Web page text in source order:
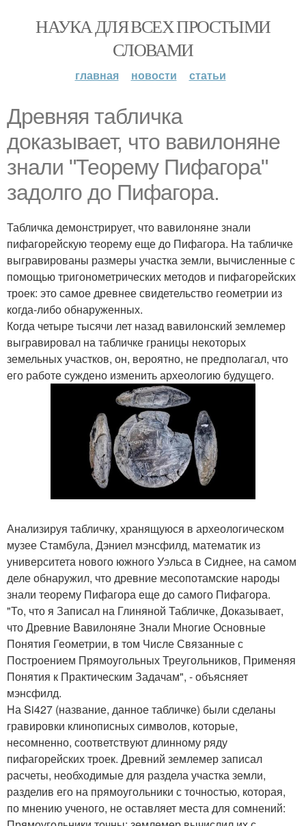
НАУКА ДЛЯ ВСЕХ ПРОСТЫМИ
СЛОВАМИ
главная новости статьи
Древняя табличка
доказывает, что вавилоняне
знали "Теорему Пифагора"
задолго до Пифагора.
Табличка демонстрирует, что вавилоняне знали
пифагорейскую теорему еще до Пифагора. На табличке
выгравированы размеры участка земли, вычисленные с
помощью тригонометрических методов и пифагорейских
троек: это самое древнее свидетельство геометрии из
когда-либо обнаруженных.
Когда четыре тысячи лет назад вавилонский землемер
выгравировал на табличке границы некоторых
земельных участков, он, вероятно, не предполагал, что
его работе суждено изменить археологию будущего.
Анализируя табличку, хранящуюся в археологическом
музее Стамбула, Дэниел мэнсфилд, математик из
университета нового южного Уэльса в Сиднее, на самом
деле обнаружил, что древние месопотамские народы
знали теорему Пифагора еще до самого Пифагора.
"То, что я Записал на Глиняной Табличке, Доказывает,
что Древние Вавилоняне Знали Многие Основные
Понятия Геометрии, в том Числе Связанные с
Построением Прямоугольных Треугольников, Применяя
Понятия к Практическим Задачам", - объясняет
мэнсфилд.
На Si427 (название, данное табличке) были сделаны
гравировки клинописных символов, которые,
несомненно, соответствуют длинному ряду
пифагорейских троек. Древний землемер записал
расчеты, необходимые для раздела участка земли,
разделив его на прямоугольники с точностью, которая,
по мнению ученого, не оставляет места для сомнений: